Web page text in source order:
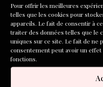
Pour offrir les meilleures
telles que les cookies pour
appareils. Le fait de consentir à
traiter des données telles que le
uniques sur ce site. Le fait de ne
consentement peut avoir un
fonctions.